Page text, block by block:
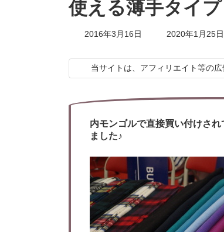
使える薄手タイプ
2016年3月16日
最
終
新
日
2020年1月25日
当サイトは、アフィリエイト等の
内モンゴルで直接買い付けさ
ました♪